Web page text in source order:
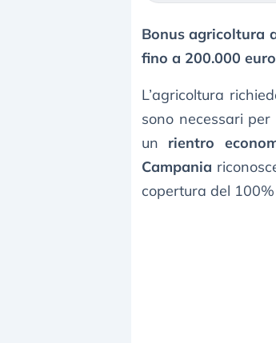
Bonus agricoltura
fino a 200.000 euro
L’agricoltura
sono necessari
un rientro
Campania
copertura del